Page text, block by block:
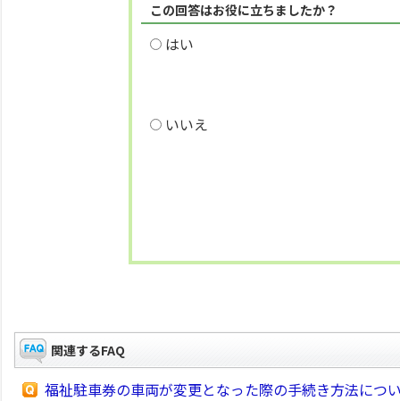
この回答はお役に立ちましたか？
はい
いいえ
関連するFAQ
福祉駐車券の車両が変更となった際の手続き方法につ